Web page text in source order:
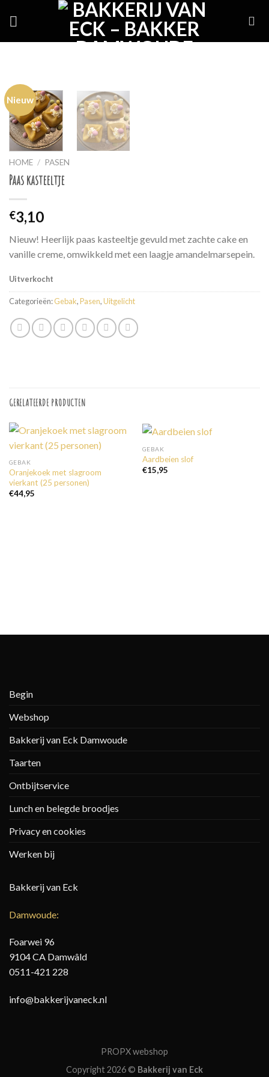
Nieuw
HOME / PASEN
Paas kasteeltje
€3,10
Nieuw! Heerlijk paas kasteeltje gevuld met zachte cake en
vanille creme, omwikkeld met een laagje amandelmarsepein.
Uitverkocht
Categorieën:Gebak,Pasen,Uitgelicht
GERELATEERDE PRODUCTEN
GEBAK
Oranjekoek met slagroom
vierkant (25 personen)
€44,95
GEBAK
Aardbeien slof
€15,95
Begin
Webshop
Bakkerij van Eck Damwoude
Taarten
Ontbijtservice
Lunch en belegde broodjes
Privacy en cookies
Werken bij
Bakkerij van Eck
Damwoude:
Foarwei 96
9104 CA Damwâld
0511-421 228
info@bakkerijvaneck.nl
PROPX webshop
Copyright 2026 © Bakkerij van Eck